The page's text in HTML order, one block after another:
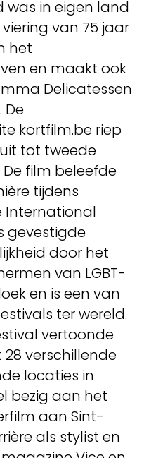
was in eigen land
van 75 jaar
het
en maakt ook
Delicatessen
De
kortfilm.be riep
tot tweede
De film beleefde
tijdens
International
gevestigde
door het
van LGBT-
en is een van
ter wereld.
vertoonde
28 verschillende
locaties in
bezig aan het
aan Sint-
als stylist en